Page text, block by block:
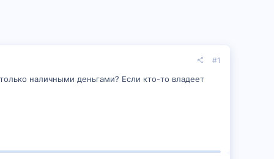
#1
наличными деньгами? Если кто-то владеет